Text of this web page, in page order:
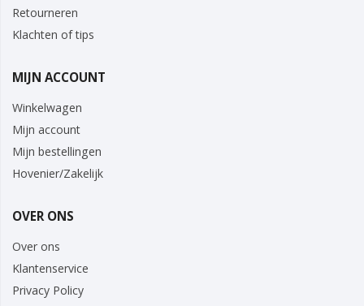
Retourneren
Klachten of tips
MIJN ACCOUNT
Winkelwagen
Mijn account
Mijn bestellingen
Hovenier/Zakelijk
OVER ONS
Over ons
Klantenservice
Privacy Policy